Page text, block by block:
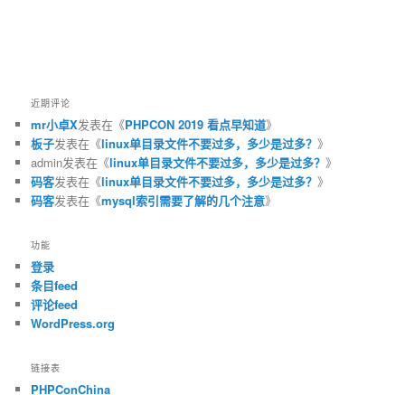
近期评论
mr小卓X发表在《PHPCON 2019 看点早知道》
板子发表在《linux单目录文件不要过多，多少是过多？》
admin发表在《linux单目录文件不要过多，多少是过多？》
码客发表在《linux单目录文件不要过多，多少是过多？》
码客发表在《mysql索引需要了解的几个注意》
功能
登录
条目feed
评论feed
WordPress.org
链接表
PHPConChina